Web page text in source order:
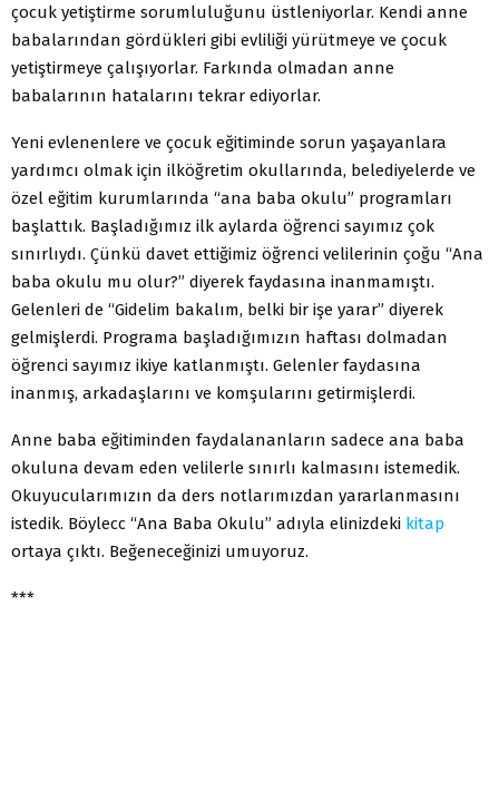
çocuk yetiştirme sorumluluğunu üstleniyorlar. Kendi anne
babalarından gördükleri gibi evliliği yürütmeye ve çocuk
yetiştirmeye çalışıyorlar. Farkında olmadan anne
babalarının hatalarını tekrar ediyorlar.
Yeni evlenenlere ve çocuk eğitiminde sorun yaşayanlara
yardımcı olmak için ilköğretim okullarında, belediyelerde ve
özel eğitim kurumlarında “ana baba okulu” programları
başlattık. Başladığımız ilk aylarda öğrenci sayımız çok
sınırlıydı. Çünkü davet ettiğimiz öğrenci velilerinin çoğu “Ana
baba okulu mu olur?” diyerek faydasına inanmamıştı.
Gelenleri de “Gidelim bakalım, belki bir işe yarar” diyerek
gelmişlerdi. Programa başladığımızın haftası dolmadan
öğrenci sayımız ikiye katlanmıştı. Gelenler faydasına
inanmış, arkadaşlarını ve komşularını getirmişlerdi.
Anne baba eğitiminden faydalananların sadece ana baba
okuluna devam eden velilerle sınırlı kalmasını istemedik.
Okuyucularımızın da ders notlarımızdan yararlanmasını
istedik. Böylecc “Ana Baba Okulu” adıyla elinizdeki kitap
ortaya çıktı. Beğeneceğinizi umuyoruz.
***